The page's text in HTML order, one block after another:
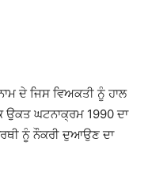
ਦੇ ਜਿਸ ਵਿਅਕਤੀ ਨੂੰ ਹਾਲ
ਉਕਤ ਘਟਨਾਕ੍ਰਮ 1990 ਦਾ
ਨੂੰ ਨੌਕਰੀ ਦੁਆਉਣ ਦਾ